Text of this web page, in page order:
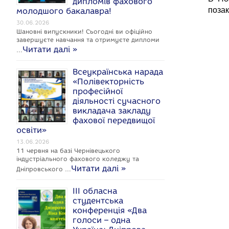
c
молодшого бакалавра!
30.06.2026
Шановні випускники! Сьогодні ви офіційно
завершуєте навчання та отримуєте дипломи
…Читати далі »
Всеукраїнська нарада
«Полівекторність
професійної
діяльності сучасного
викладача закладу
фахової передвищої
освіти»
13.06.2026
11 червня на базі Чернівецького
індустріального фахового коледжу та
Дніпровського …Читати далі »
ІІІ обласна
студентська
конференція «Два
голоси – одна